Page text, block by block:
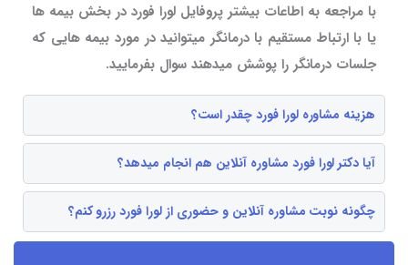
با مراجعه به اطاعات بیشتر پروفایل لورا فورد در بخش بیمه ها
یا با ارتباط مستقیم با درمانگر میتوانید در مورد بیمه هایی که
جلسات درمانگر را پوشش میدهند سوال بفرمایید.
هزینه مشاوره لورا فورد چقدر است؟
آیا دکتر لورا فورد مشاوره آنلاین هم انجام میدهد؟
چگونه نوبت مشاوره آنلاین و حضوری از لورا فورد رزرو کنم؟